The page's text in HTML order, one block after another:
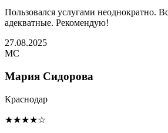
Пользовался услугами неоднократно.
адекватные. Рекомендую!
27.08.2025
МС
Мария Сидорова
Краснодар
★★★★☆